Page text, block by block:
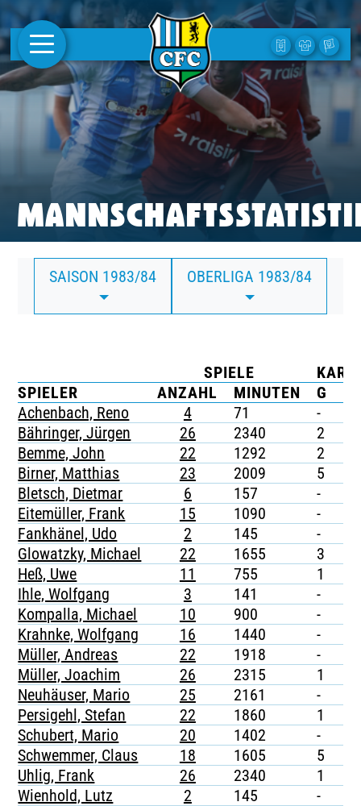
AKTUELLES
1. MANNSCHAFT
FRAUEN
CAMPUS
CLUB
CLUBMITGLIEDSCHAFT
BUSINESS
TICKETING
SAISON 1983/84 OBERLIGA 1983/84
SPIELE
SPIELER
ANZAHL MINUTEN G
Achenbach, Reno
4 71 -
Bähringer, Jürgen
26 2340 2
Bemme, John
22 1292 2
Birner, Matthias
23 2009 5
Bletsch, Dietmar
6 157 -
Eitemüller, Frank
15 1090 -
Fankhänel, Udo
2 145 -
Glowatzky, Michael
22 1655 3
Heß, Uwe
11 755 1
Ihle, Wolfgang
3 141 -
Kompalla, Michael
10 900 -
Krahnke, Wolfgang
16 1440 -
Müller, Andreas
22 1918 -
Müller, Joachim
26 2315 1
Neuhäuser, Mario
25 2161 -
Persigehl, Stefan
22 1860 1
Schubert, Mario
20 1402 -
Schwemmer, Claus
18 1605 5
Uhlig, Frank
26 2340 1
Wienhold, Lutz
2 145 -